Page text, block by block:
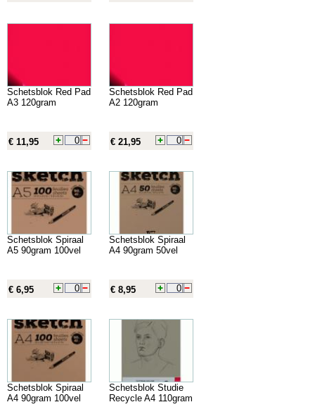
Schetsblok Red Pad
A3 120gram
€ 11,95
Schetsblok Red Pad
A2 120gram
€ 21,95
Schetsblok Spiraal
A5 90gram 100vel
€ 6,95
Schetsblok Spiraal
A4 90gram 50vel
€ 8,95
Schetsblok Spiraal
A4 90gram 100vel
Schetsblok Studie
Recycle A4 110gram